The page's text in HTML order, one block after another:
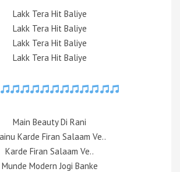
Lakk Tera Hit Baliye
Lakk Tera Hit Baliye
Lakk Tera Hit Baliye
Lakk Tera Hit Baliye
Main Beauty Di Rani
Karde Firan Salaam Ve..
Karde Firan Salaam Ve..
Munde Modern Jogi Banke